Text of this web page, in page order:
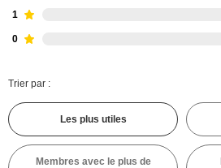
1
0
Trier par :
Les plus utiles
Membres avec le plus de